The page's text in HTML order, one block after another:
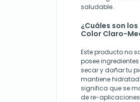
saludable.
¿Cuáles son
Color Claro-
Este producto no
posee
secar y dañar tu
mantiene
significa que se
de re-